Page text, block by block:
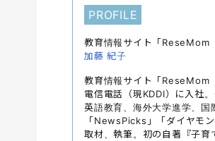
PROFILE
教育情報サイト「ReseMom
加藤 紀子
教育情報サイト「ReseMom
電信電話（現KDDI）に入社
英語教育、海外大学進学、
「NewsPicks」「ダイヤモ
取材、執筆。初の自著『子育